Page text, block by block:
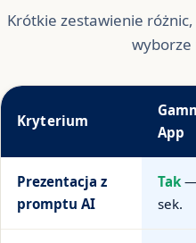
Krótkie zestawienie
wyborze
Kryterium
App
Prezentacja z
promptu AI
Tak —
sek.